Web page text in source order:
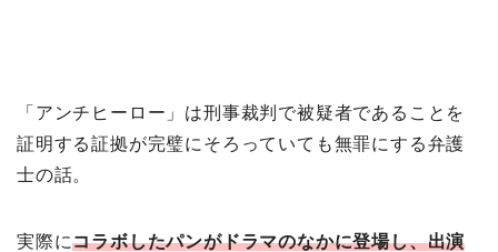
「アンチヒーロー」は刑事裁判で被疑者であることを
証明する証拠が完璧にそろっていても無罪にする弁護
士の話。
実際にコラボしたパンがドラマのなかに登場し、出演